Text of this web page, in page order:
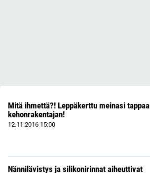
Mitä ihmettä?! Leppäkerttu meinasi tappaa
kehonrakentajan!
12.11.2016 15:00
Nännilävistys ja silikonirinnat aiheuttivat